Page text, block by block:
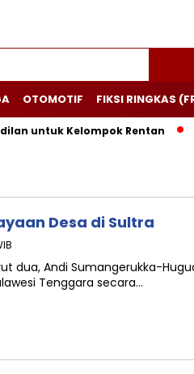
OTOMOTIF FIKSI RINGKAS
untuk Kelompok Rentan
Desa di Sultra
dua, Andi Sumangerukka-
Tenggara secara…